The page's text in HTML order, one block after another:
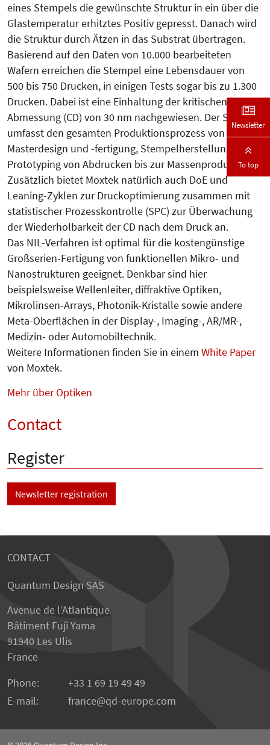
eines Stempels die gewünschte Struktur in ein über die
Glastemperatur erhitztes Positiv gepresst. Danach wird
die Struktur durch Ätzen in das Substrat übertragen.
Basierend auf den Daten von 10.000 bearbeiteten
Wafern erreichen die Stempel eine Lebensdauer von
500 bis 750 Drucken, in einigen Tests sogar bis zu 1.300
Drucken. Dabei ist eine Einhaltung der kritischen
Abmessung (CD) von 30 nm nachgewiesen. Der Service
umfasst den gesamten Produktionsprozess von
Masterdesign und -fertigung, Stempelherstellung,
Prototyping von Abdrucken bis zur Massenproduktion.
Zusätzlich bietet Moxtek natürlich auch DoE und
Leaning-Zyklen zur Druckoptimierung zusammen mit
statistischer Prozesskontrolle (SPC) zur Überwachung
der Wiederholbarkeit der CD nach dem Druck an.
Das NIL-Verfahren ist optimal für die kostengünstige
Großserien-Fertigung von funktionellen Mikro- und
Nanostrukturen geeignet. Denkbar sind hier
beispielsweise Wellenleiter, diffraktive Optiken,
Mikrolinsen-Arrays, Photonik-Kristalle sowie andere
Meta-Oberflächen in der Display-, Imaging-, AR/MR-,
Medizin- oder Automobiltechnik.
Weitere Informationen finden Sie in einem White Paper
von Moxtek.
Mehr über Optiken
Contact
Register
Newsletter registration
CONTACT
Quantum Design SAS
Avenue de l’Atlantique
Bâtiment Fuji Yama
91940 Les Ulis
France
Phone:
+33 1 69 19 49 49
E-mail:
france qd-europe.com
Newsletter
To top